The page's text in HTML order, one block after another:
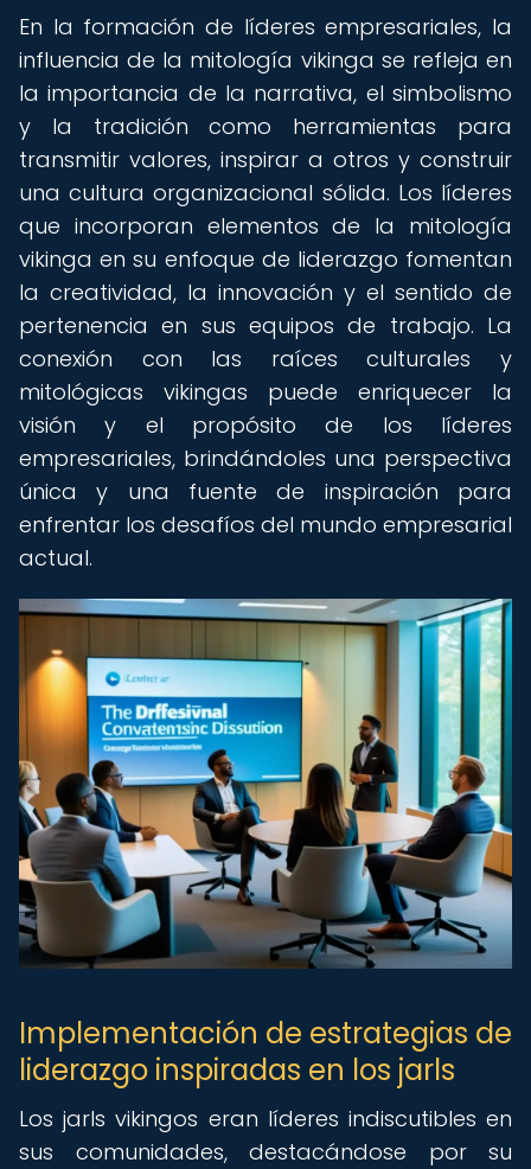
En la formación de líderes empresariales, la
influencia de la mitología vikinga se refleja en
la importancia de la narrativa, el simbolismo
y la tradición como herramientas para
transmitir valores, inspirar a otros y construir
una cultura organizacional sólida. Los líderes
que incorporan elementos de la mitología
vikinga en su enfoque de liderazgo fomentan
la creatividad, la innovación y el sentido de
pertenencia en sus equipos de trabajo. La
conexión con las raíces culturales y
mitológicas vikingas puede enriquecer la
visión y el propósito de los líderes
empresariales, brindándoles una perspectiva
única y una fuente de inspiración para
enfrentar los desafíos del mundo empresarial
actual.
Implementación de estrategias de
liderazgo inspiradas en los jarls
Los jarls vikingos eran líderes indiscutibles en
sus comunidades, destacándose por su